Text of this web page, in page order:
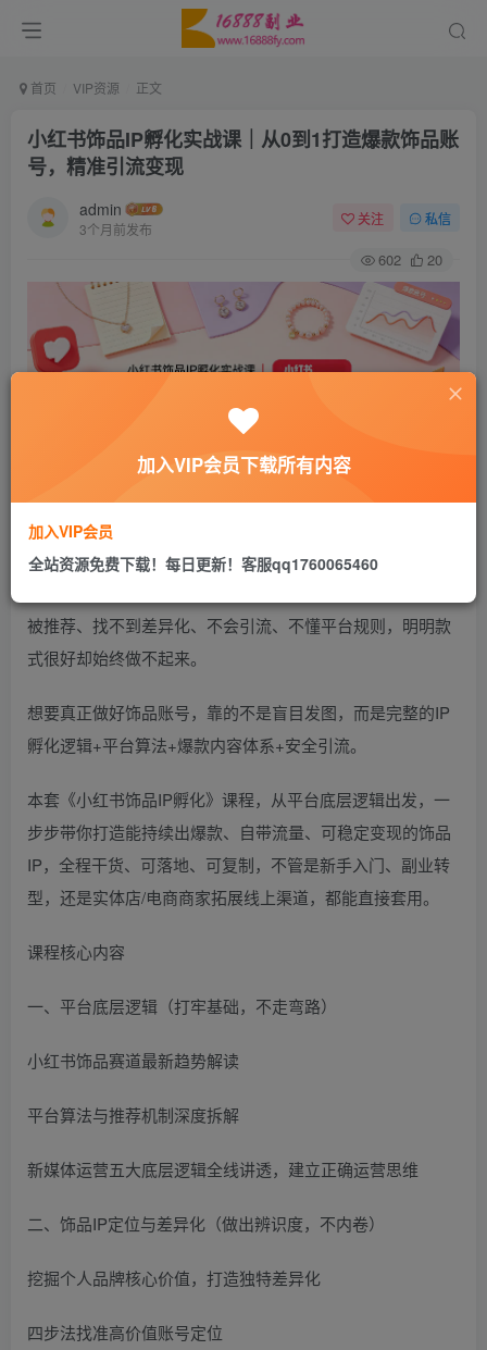
首页 VIP资源 正文
小红书饰品IP孵化实战课｜从0到1打造爆款饰品账
号，精准引流变现
admin
3个月前发布
关注 私信
602 20
在小红书，饰品赛道一直是高颜值、高转化、高复购的黄金
被推荐、找不到差异化、不会引流、不懂平台规则，明明款
式很好却始终做不起来。
想要真正做好饰品账号，靠的不是盲目发图，而是完整的IP
孵化逻辑+平台算法+爆款内容体系+安全引流。
本套《小红书饰品IP孵化》课程，从平台底层逻辑出发，一
步步带你打造能持续出爆款、自带流量、可稳定变现的饰品
IP，全程干货、可落地、可复制，不管是新手入门、副业转
型，还是实体店/电商商家拓展线上渠道，都能直接套用。
课程核心内容
一、平台底层逻辑（打牢基础，不走弯路）
小红书饰品赛道最新趋势解读
平台算法与推荐机制深度拆解
新媒体运营五大底层逻辑全线讲透，建立正确运营思维
二、饰品IP定位与差异化（做出辨识度，不内卷）
挖掘个人品牌核心价值，打造独特差异化
四步法找准高价值账号定位
加入VIP会员下载所有内容
加入VIP会员
全站资源免费下载！每日更新！客服qq1760065460